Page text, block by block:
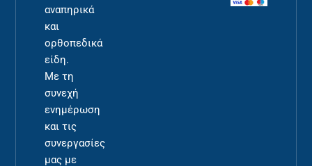
αναπηρικά
και
ορθοπεδικά
είδη.
Με τη
συνεχή
ενημέρωση
και τις
συνεργασίες
μας με